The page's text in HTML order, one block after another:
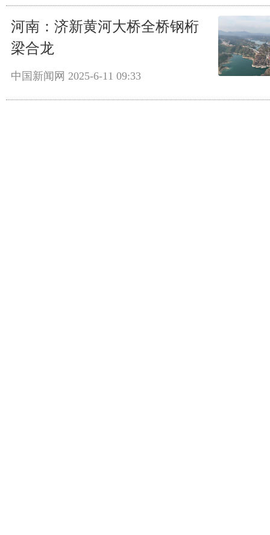
河南：济新黄河大桥全桥钢桁
梁合龙
中国新闻网 2025-6-11 09:33